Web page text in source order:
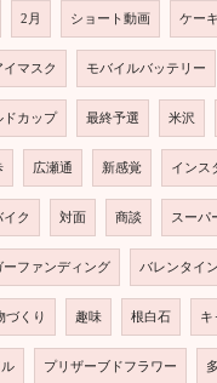
2月 ショート動画 ケーキ
イマスク モバイルバッテリー
ドカップ 最終予選 米沢
広瀬通 新感覚 インス
イク 対面 商談 スーパ
ーファンディング バレンタイン
づくり 趣味 根白石 キ
プリザーブドフラワー